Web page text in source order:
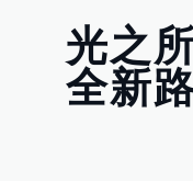
光之
全新